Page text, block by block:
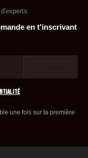
en t'inscrivant
une fois sur ta première